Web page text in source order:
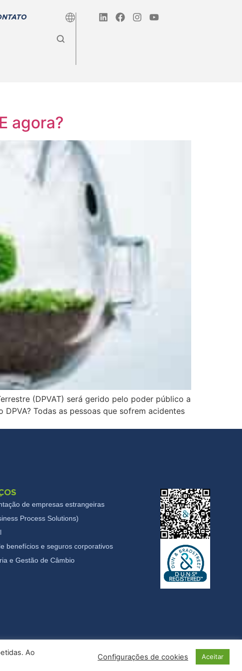
agora?
(DPVAT) será gerido pelo poder público a
Todas as pessoas que sofrem acidentes
de empresas estrangeiras
Process Solutions)
benefícios e seguros corporativos
e Gestão de Câmbio
Ao
Configurações de cookies Aceitar